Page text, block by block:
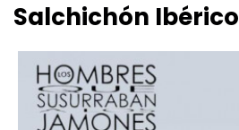
Salchichón Ibérico